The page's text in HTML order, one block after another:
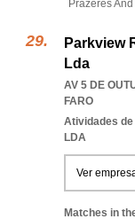
Prazeres
Parkview
Lda
AV 5 DE
FARO
Atividades
LDA
Ver
Matches in